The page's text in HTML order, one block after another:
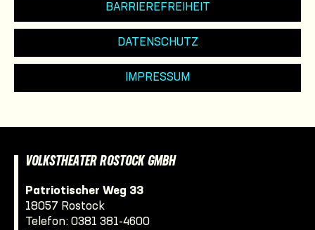
BARRIEREFREIHEIT
DATENSCHUTZ
IMPRESSUM
VOLKSTHEATER ROSTOCK GMBH
Patriotischer Weg 33
18057 Rostock
Telefon: 0381 381-4600